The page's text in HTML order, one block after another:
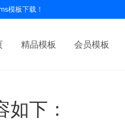
模板下载！
精品模板 会员模板
下：